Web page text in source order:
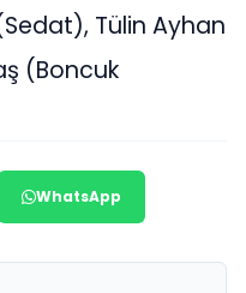
Tülin Ayhan
(Boncuk
WhatsApp